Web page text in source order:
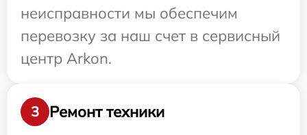
неисправности мы обеспечим
перевозку за наш счет в сервисный
центр Arkon.
3
Ремонт техники